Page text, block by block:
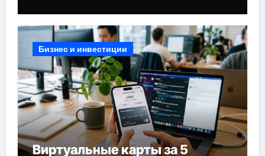
Бизнес и инвестиции
Виртуальные карты за 5